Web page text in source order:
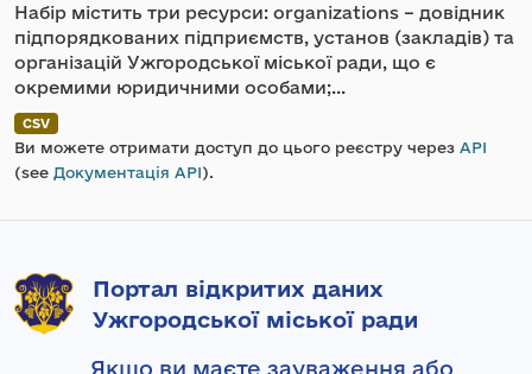
Набір містить три ресурси: organizations – довідник
підпорядкованих підприємств, установ (закладів) та
організацій Ужгородської міської ради, що є
окремими юридичними особами;...
CSV
Ви можете отримати доступ до цього реєстру через API
(see Документація API).
Портал відкритих даних
Ужгородської міської ради
Якщо ви маєте зауваження або